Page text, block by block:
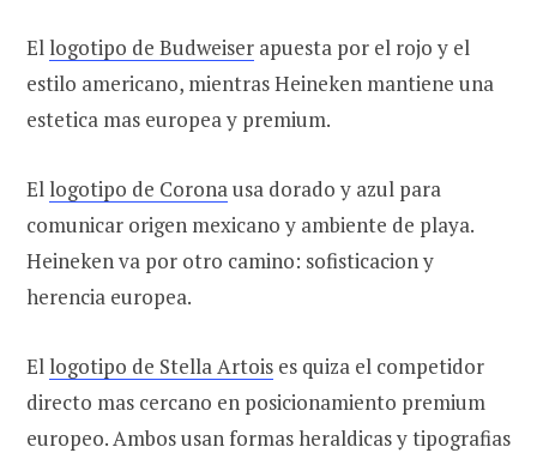
El logotipo de Budweiser apuesta por el rojo y el
estilo americano, mientras Heineken mantiene una
estetica mas europea y premium.
El logotipo de Coronausa dorado y azul para
comunicar origen mexicano y ambiente de playa.
Heineken va por otro camino: sofisticacion y
herencia europea.
El logotipo de Stella Artois es quiza el competidor
directo mas cercano en posicionamiento premium
europeo. Ambos usan formas heraldicas y tipografias